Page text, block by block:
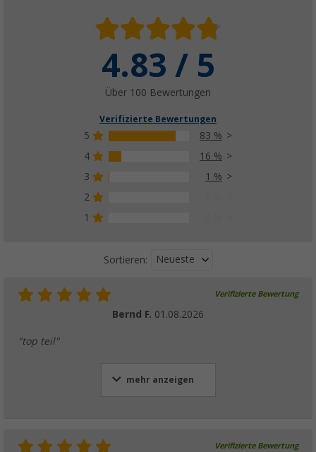
4.83 / 5
Über 100 Bewertungen
Verifizierte Bewertungen
5
83 %
4
16 %
3
1 %
2
1
Sortieren: Neueste
Verifizierte Bewertung
Bernd F. 01.08.2026
"top teil"
mehr anzeigen
Verifizierte Bewertung